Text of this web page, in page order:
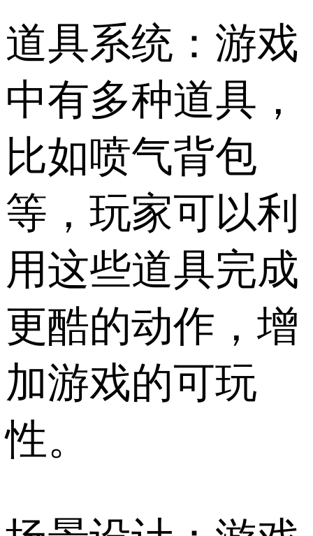
道具系统：游戏
中有多种道具，
比如喷气背包
等，玩家可以利
用这些道具完成
更酷的动作，增
加游戏的可玩
性。